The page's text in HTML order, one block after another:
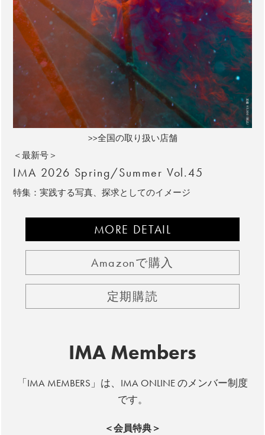
>>全国の取り扱い店舗
＜最新号＞
IMA 2026 Spring/Summer Vol.45
特集：実践する写真、探求としてのイメージ
MORE DETAIL
Amazonで購入
定期購読
IMA Members
「IMA MEMBERS」は、IMA ONLINE のメンバー制度
です。
＜会員特典＞